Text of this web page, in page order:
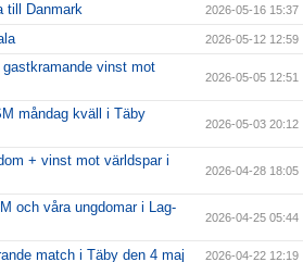
15-17 juni
Camp august 5-9
till Danmark 2026-05-16 15:37
2026-05-12 12:59
vinst mot
2026-05-05 12:51
måndag kväll i Täby
2026-05-03 20:12
+ vinst mot världspar i
2026-04-28 18:05
och våra ungdomar i Lag-
2026-04-25 05:44
match i Täby den 4 maj 2026-04-22 12:19